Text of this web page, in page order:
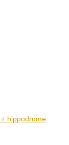
hippodrome